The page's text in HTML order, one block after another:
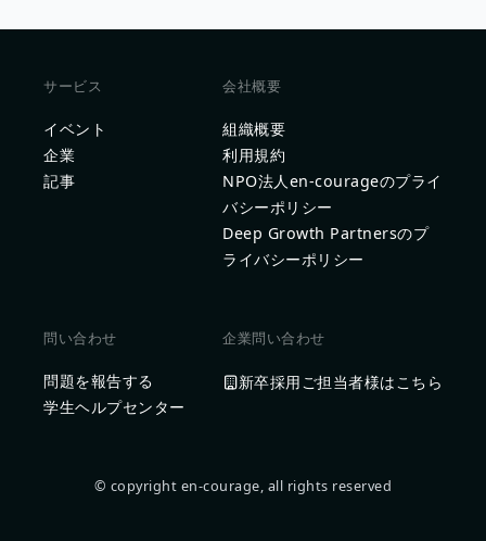
サービス
イベント
企業
記事
会社概要
組織概要
利用規約
NPO法人en-courageのプライ
バシーポリシー
Deep Growth Partnersのプ
ライバシーポリシー
問い合わせ
問題を報告する
学生ヘルプセンター
企業問い合わせ
新卒採用ご担当者様はこちら
© copyright en-courage, all rights reserved